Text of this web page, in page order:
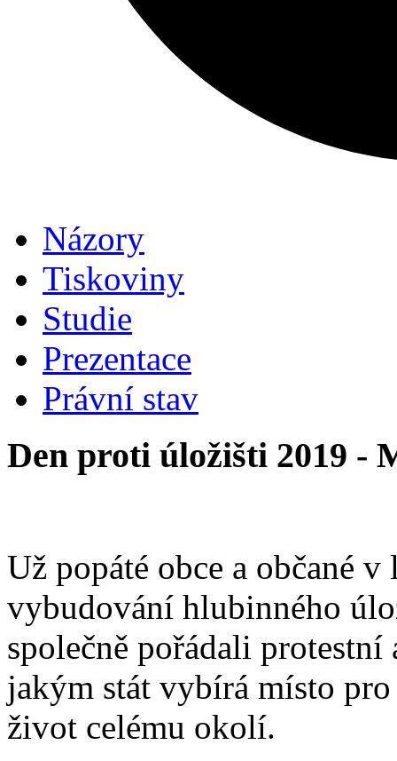
Názory
Tiskoviny
Studie
Prezentace
Právní stav
Den proti úložišti 2019 -
Už popáté obce a občané
vybudování hlubinného
společně pořádali protestní
jakým stát vybírá místo
život celému okolí.